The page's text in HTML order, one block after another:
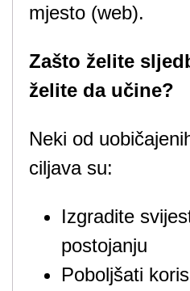
mjesto (web).
Zašto želite
želite da učine?
Neki od
ciljava su:
Izgradite
postojanju
Poboljšati